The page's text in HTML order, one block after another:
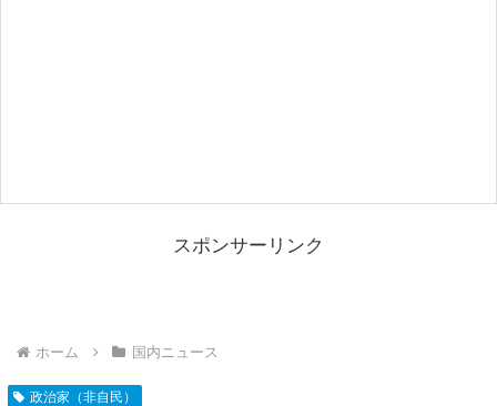
スポンサーリンク
ホーム 国内ニュース
政治家（非自民）